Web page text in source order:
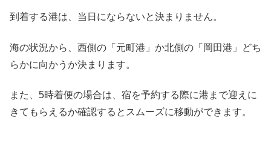
到着する港は、当日にならないと決まりません。
海の状況から、西側の「元町港」か北側の「岡田港」どち
らかに向かうか決まります。
また、5時着便の場合は、宿を予約する際に港まで迎えに
きてもらえるか確認するとスムーズに移動ができます。